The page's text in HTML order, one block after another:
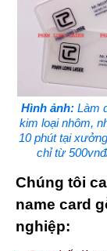
Hình ảnh: Làm
kim loại nhôm,
10 phút tại
chỉ từ
Chúng tôi
name card
nghiệp: